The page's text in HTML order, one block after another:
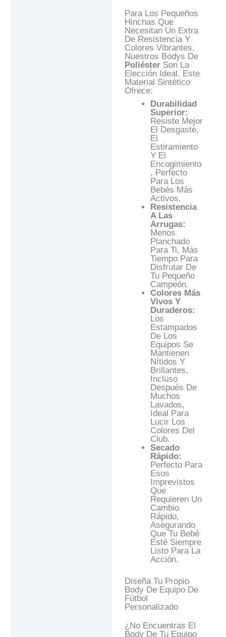
Para Los Pequeños
Hinchas Que
Necesitan Un Extra
De Resistencia Y
Colores Vibrantes,
Nuestros Bodys De
PoliésterSon La
Elección Ideal. Este
Material Sintético
Ofrece:
Durabilidad
Superior:
Resiste Mejor
El Desgaste,
El
Estiramiento
Y El
Encogimiento
, Perfecto
Para Los
Bebés Más
Activos.
Resistencia
A Las
Arrugas:
Menos
Planchado
Para Ti, Más
Tiempo Para
Disfrutar De
Tu Pequeño
Campeón.
Colores Más
Vivos Y
Duraderos:
Los
Estampados
De Los
Equipos Se
Mantienen
Nítidos Y
Brillantes,
Incluso
Después De
Muchos
Lavados,
Ideal Para
Lucir Los
Colores Del
Club.
Secado
Rápido:
Perfecto Para
Esos
Imprevistos
Que
Requieren Un
Cambio
Rápido,
Asegurando
Que Tu Bebé
Esté Siempre
Listo Para La
Acción.
Diseña Tu Propio
Body De Equipo De
Fútbol
Personalizado
¿No Encuentras El
Body De Tu Equipo